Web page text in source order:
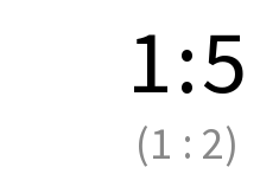
1:5
(1 : 2)